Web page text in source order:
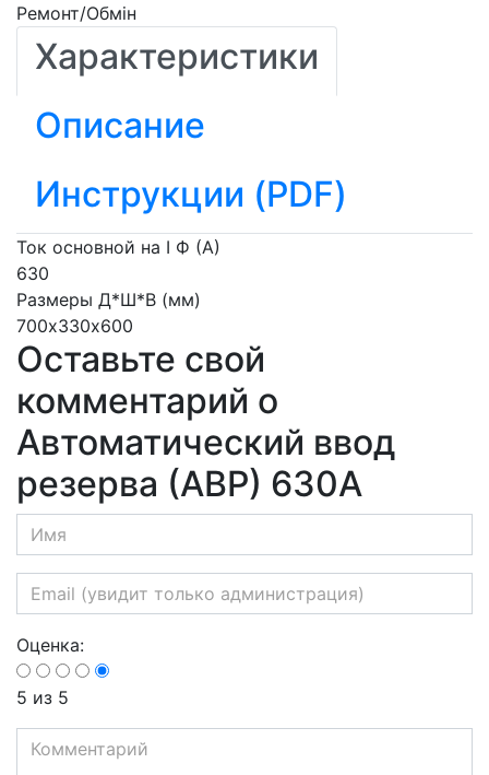
Ремонт/Обмін
Характеристики
Описание
Инструкции (PDF)
Ток основной на I Ф (А)
630
Размеры Д*Ш*В (мм)
700х330х600
Оставьте свой
комментарий о
Автоматический ввод
резерва (АВР) 630А
Оценка:
5 из 5